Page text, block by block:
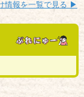
情報を一覧で見る ▶︎